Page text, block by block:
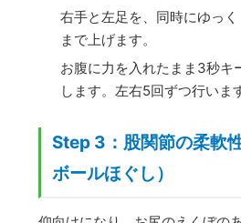
右手と左足を、同時にゆっ
まで上げます。
お腹に力を入れたまま3秒キ
します。左右5回ずつ行いま
Step 3：股関節の柔軟
ボールほぐし）